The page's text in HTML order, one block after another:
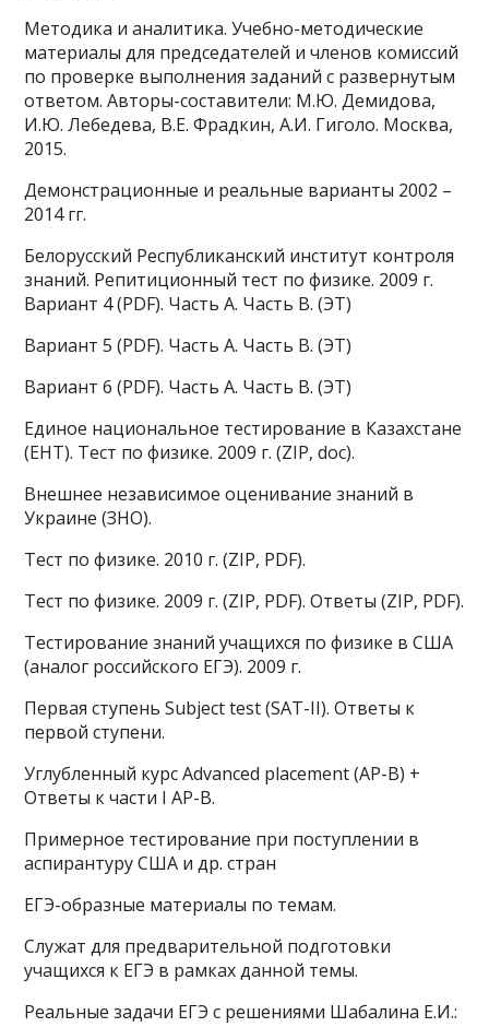
Методика и аналитика. Учебно-методические
материалы для председателей и членов комиссий
по проверке выполнения заданий с развернутым
ответом. Авторы-составители: М.Ю. Демидова,
И.Ю. Лебедева, В.Е. Фрадкин, А.И. Гиголо. Москва,
2015.
Демонстрационные и реальные варианты 2002 –
2014 гг.
Белорусский Республиканский институт контроля
знаний. Репитиционный тест по физике. 2009 г.
Вариант 4 (PDF). Часть А. Часть B. (ЭТ)
Вариант 5 (PDF). Часть А. Часть B. (ЭТ)
Вариант 6 (PDF). Часть А. Часть B. (ЭТ)
Единое национальное тестирование в Казахстане
(ЕНТ). Тест по физике. 2009 г. (ZIP, doc).
Внешнее независимое оценивание знаний в
Украине (ЗНО).
Тест по физике. 2010 г. (ZIP, PDF).
Тест по физике. 2009 г. (ZIP, PDF). Ответы (ZIP, PDF).
Тестирование знаний учащихся по физике в США
(аналог российского ЕГЭ). 2009 г.
Первая ступень Subject test (SAT-II). Ответы к
первой ступени.
Углубленный курс Advanced placement (AP-B) +
Ответы к части I AP-B.
Примерное тестирование при поступлении в
аспирантуру США и др. стран
ЕГЭ-образные материалы по темам.
Служат для предварительной подготовки
учащихся к ЕГЭ в рамках данной темы.
Реальные задачи ЕГЭ с решениями Шабалина Е.И.: